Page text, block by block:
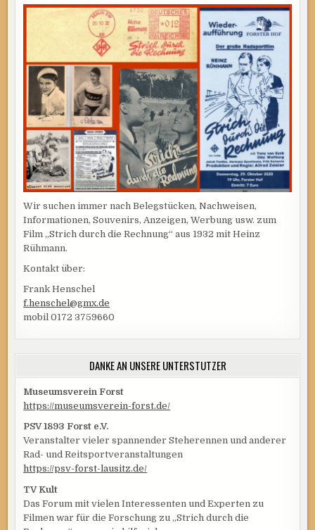
Wir suchen immer nach Belegstücken, Nachweisen,
Informationen, Souvenirs, Anzeigen, Werbung usw. zum
Film „Strich durch die Rechnung“ aus 1932 mit Heinz
Rühmann.
Kontakt über:
Frank Henschel
f.henschel@gmx.de
mobil 0172 3759660
DANKE AN UNSERE UNTERSTÜTZER
Museumsverein Forst
https://museumsverein-forst.de/
PSV 1893 Forst e.V.
Veranstalter vieler spannender Steherennen und anderer
Rad- und Reitsportveranstaltungen
https://psv-forst-lausitz.de/
TV Kult
Das Forum mit vielen Interessenten und Experten zu
Filmen war für die Forschung zu „Strich durch die